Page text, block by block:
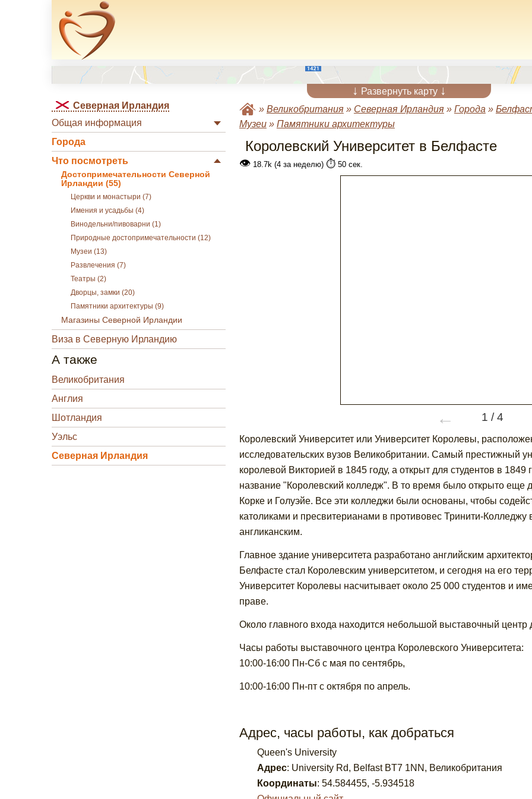
↓ Развернуть карту ↓
Северная Ирландия
Общая информация
Города
Что посмотреть
Достопримечательности Северной
Ирландии (55)
Церкви и монастыри (7)
Имения и усадьбы (4)
Винодельни/пивоварни (1)
Природные достопримечательности (12)
Музеи (13)
Развлечения (7)
Театры (2)
Дворцы, замки (20)
Памятники архитектуры (9)
Магазины Северной Ирландии
Виза в Северную Ирландию
А также
Великобритания
Англия
Шотландия
Уэльс
Северная Ирландия
» Великобритания» Северная Ирландия» Города »
Музеи» Памятники архитектуры
Королевский Университет в Белфасте
👁18.7k (4 за неделю) ⏱️50 сек.
← 1 /4
Королевский Университет или Университет Королевы,
исследовательских вузов Великобритании. Самый престижный
королевой Викторией в 1845 году, а открыт для студентов в
название "Королевский колледж". В то время было открыто еще
Корке и Голуэйе. Все эти колледжи были основаны, чтобы
католиками и пресвитерианами в противовес Тринити-
англиканским.
Главное здание университета разработано английским
Белфасте стал Королевским университетом, и сегодня на его
Университет Королевы насчитывает около 25 000 студентов и
праве.
Около главного входа находится небольшой выставочный центр
Часы работы выставочного центра Королевского Университета:
10:00-16:00 Пн-Сб с мая по сентябрь,
10:00-16:00 Пн-пт с октября по апрель.
Адрес, часы работы, как добраться
Queen's University
Адрес: University Rd, Belfast BT7 1NN, Великобритания
Координаты: 54.584455, -5.934518